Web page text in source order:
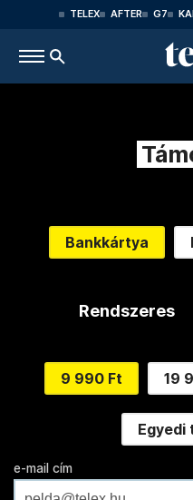
TELEX AFTER G7
Bankkártya
Rendszeres
9 990 Ft 19
Egyedi
e-mail cím